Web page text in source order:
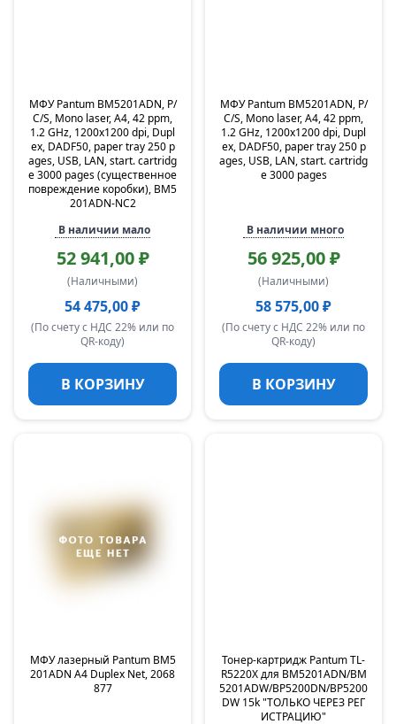
МФУ Pantum BM5201ADN, P/
C/S, Mono laser, A4, 42 ppm,
1.2 GHz, 1200x1200 dpi, Dupl
ex, DADF50, paper tray 250 p
ages, USB, LAN, start. cartridg
e 3000 pages (существенное
повреждение коробки), BM5
201ADN-NC2
В наличии мало
52 941,00 ₽
(Наличными)
54 475,00 ₽
(По счету с НДС 22% или по
QR-коду)
В КОРЗИНУ
МФУ Pantum BM5201ADN, P/
C/S, Mono laser, A4, 42 ppm,
1.2 GHz, 1200x1200 dpi, Dupl
ex, DADF50, paper tray 250 p
ages, USB, LAN, start. cartridg
e 3000 pages
В наличии много
56 925,00 ₽
(Наличными)
58 575,00 ₽
(По счету с НДС 22% или по
QR-коду)
В КОРЗИНУ
МФУ лазерный Pantum BM5
201ADN A4 Duplex Net, 2068
877
Тонер-картридж Pantum TL-
R5220X для BM5201ADN/BM
5201ADW/BP5200DN/BP5200
DW 15k "ТОЛЬКО ЧЕРЕЗ РЕГ
ИСТРАЦИЮ"